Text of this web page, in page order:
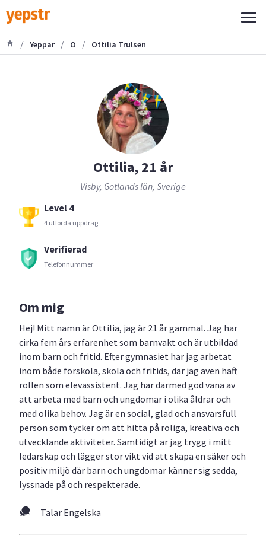
/ Yeppar / O / Ottilia Trulsen
Ottilia, 21 år
Visby, Gotlands län, Sverige
Level 4
4 utförda uppdrag
Verifierad
Telefonnummer
Om mig
Hej! Mitt namn är Ottilia, jag är 21 år gammal. Jag har
cirka fem års erfarenhet som barnvakt och är utbildad
inom barn och fritid. Efter gymnasiet har jag arbetat
inom både förskola, skola och fritids, där jag även haft
rollen som elevassistent. Jag har därmed god vana av
att arbeta med barn och ungdomar i olika åldrar och
med olika behov. Jag är en social, glad och ansvarsfull
person som tycker om att hitta på roliga, kreativa och
utvecklande aktiviteter. Samtidigt är jag trygg i mitt
ledarskap och lägger stor vikt vid att skapa en säker och
positiv miljö där barn och ungdomar känner sig sedda,
lyssnade på och respekterade.
Talar Engelska